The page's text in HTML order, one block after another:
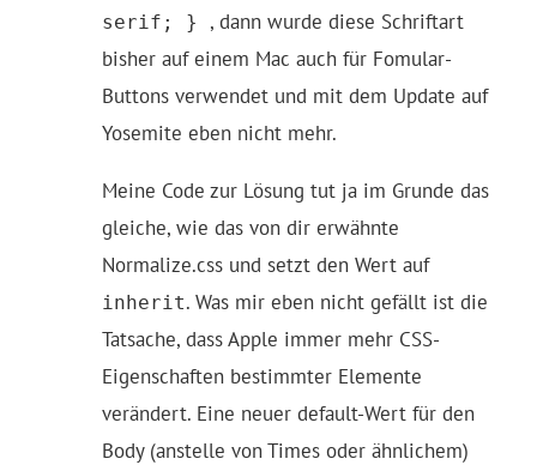
serif; } , dann wurde diese Schriftart
bisher auf einem Mac auch für Fomular-
Buttons verwendet und mit dem Update auf
Yosemite eben nicht mehr.
Meine Code zur Lösung tut ja im Grunde das
gleiche, wie das von dir erwähnte
Normalize.css und setzt den Wert auf
inherit. Was mir eben nicht gefällt ist die
Tatsache, dass Apple immer mehr CSS-
Eigenschaften bestimmter Elemente
verändert. Eine neuer default-Wert für den
Body (anstelle von Times oder ähnlichem)